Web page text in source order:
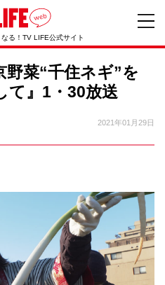
る！TV LIFE公式サイト
野菜“千住ネギ”を
て』1・30放送
2021年01月29日